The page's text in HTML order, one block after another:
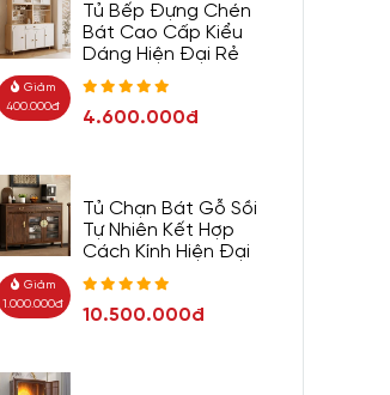
Giảm
400.000đ
Tủ Bếp Đựng Chén
Bát Cao Cấp Kiểu
Dáng Hiện Đại Rẻ
4.600.000đ
Giảm
1.000.000đ
Tủ Chạn Bát Gỗ Sồi
Tự Nhiên Kết Hợp
Cách Kính Hiện Đại
10.500.000đ